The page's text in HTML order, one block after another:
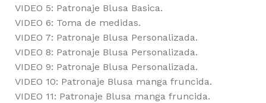
VIDEO 5: Patronaje Blusa Basica.
VIDEO 6: Toma de medidas.
VIDEO 7: Patronaje Blusa Personalizada.
VIDEO 8: Patronaje Blusa Personalizada.
VIDEO 9: Patronaje Blusa Personalizada.
VIDEO 10: Patronaje Blusa manga fruncida.
VIDEO 11: Patronaje Blusa manga fruncida.